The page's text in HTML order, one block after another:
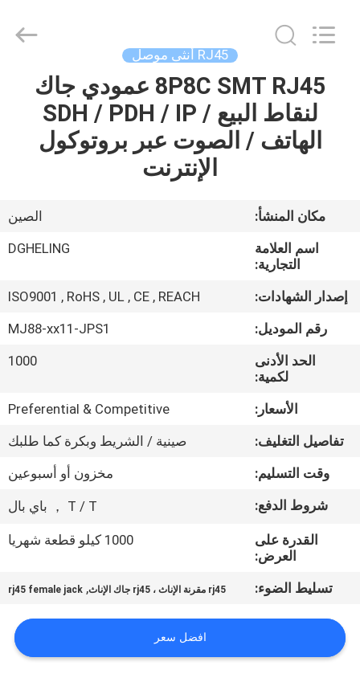
الصفحة
الرئيسية
معلومات
جولة
المعمل
مراقبة
الجودة
اتصل
اقتباس
خريطة
الموقع
Developed
RJ45 أنثى موصل
8P8C SMT RJ45 عمودي جاك
لنقاط البيع / SDH / PDH / IP
الهاتف / الصوت عبر بروتوكول
الإنترنت
مكان المنشأ:
الصين
اسم العلامة
التجارية:
DGHELING
إصدار الشهادات:
ISO9001 , RoHS , UL , CE , REACH
رقم الموديل:
MJ88-xx11-JPS1
الحد الأدنى
لكمية:
1000
الأسعار:
Preferential & Competitive
تفاصيل التغليف:
صينية / الشريط وبكرة كما طلبك
وقت التسليم:
مخزون أو أسبوعين
شروط الدفع:
T / T ， باي بال
القدرة على
العرض:
1000 كيلو قطعة شهريا
تسليط الضوء: rj45 مقرنة الإناث ، rj45 جاك الإناث ,
rj45 female jack
افضل سعر